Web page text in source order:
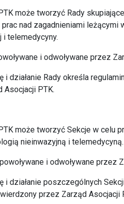
może tworzyć Rady
nad zagadnieniami
i telemedycyny.
i odwoływane przez
i działanie Rady określa
Asocjacji PTK.
może tworzyć Sekcje w celu
nieinwazyjną i telemedycyną.
i odwoływane przez
i działanie poszczególnych
przez Zarząd Asocjacji